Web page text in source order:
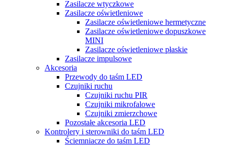
Zasilacze wtyczkowe
Zasilacze oświetleniowe
Zasilacze oświetleniowe hermetyczne
Zasilacze oświetleniowe dopuszkowe
MINI
Zasilacze oświetleniowe płaskie
Zasilacze impulsowe
Akcesoria
Przewody do taśm LED
Czujniki ruchu
Czujniki ruchu PIR
Czujniki mikrofalowe
Czujniki zmierzchowe
Pozostałe akcesoria LED
Kontrolery i sterowniki do taśm LED
Ściemniacze do taśm LED